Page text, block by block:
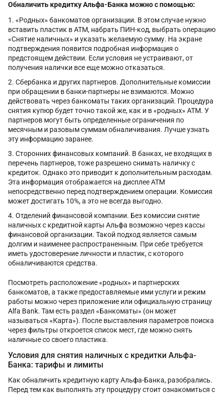
Обналичить кредитку Альфа-Банка можно с помощью:
«Родных» банкоматов организации. В этом случае нужно
вставить пластик в ATM, набрать ПИН-код, выбрать операцию
«Снятие наличных» и указать желаемую сумму. На экране
подтверждения появится подробная информация о
предстоящем действии. Если условия не устраивают, от
получения налички все еще можно отказаться.
Сбербанка и других партнеров. Дополнительные комиссии
при обращении в банки-партнеры не взимаются. Можно
действовать через банкоматы таких организаций. Процедура
снятия купюр будет точно такой же, как и в «родных» ATM. У
партнеров могут быть определенные ограничения по
месячным и разовым суммам обналичивания. Лучше узнать
эту информацию заранее.
Сторонних финансовых компаний. В банках, не входящих в
перечень партнеров, тоже разрешено снимать наличку с
кредиток. Однако это приводит к дополнительным расходам.
Эта информация отображается на дисплее ATM
непосредственно перед подтверждением операции. Комиссия
может достигать 10%, а это не всегда выгодно.
Отделений финансовой компании. Без комиссии снятие
наличных с кредитной карты Альфа возможно через кассы
финансовой организации. Такой подход является самым
долгим и наименее распространенным. При себе требуется
иметь удостоверение личности и пластик, с которого
обналичиваются средства.
Посмотреть расположение «родных» и партнерских
банкоматов, а также предоставляемые ими услуги и режим
работы можно через приложение или официальную страницу
Alfa Bank. Там есть раздел «Банкоматы» (он может
называться «Карта»). После выставления параметров поиска
через фильтры откроется список мест, где можно снять
наличные со своего пластика.
Условия для снятия наличных с кредитки Альфа-
Банка: тарифы и лимиты
Как обналичить кредитную карту Альфа-Банка, разобрались.
Перед тем как выполнять эту процедуру стоит ознакомиться с